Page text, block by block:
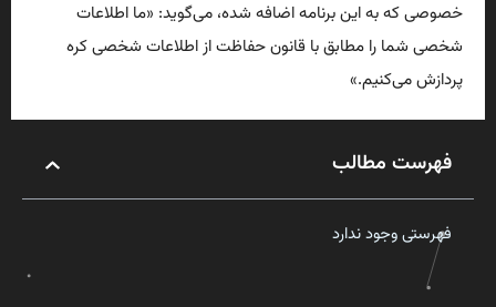
خصوصی که به این برنامه اضافه شده، می‌گوید: «ما اطلاعات
شخصی شما را مطابق با قانون حفاظت از اطلاعات شخصی کره
پردازش می‌کنیم.»
فهرست مطالب
فهرستی وجود ندارد